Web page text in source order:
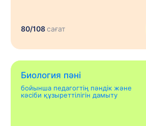
80/108сағат
Биология пәні
бойынша педагогтің пәндік және
кәсіби құзыреттілігін дамыту